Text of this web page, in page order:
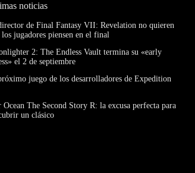
noticias
de Final Fantasy VII: Revelation no quieren
los jugadores piensen en el final
2: The Endless Vault termina su «early
el 2 de septiembre
juego de los desarrolladores de Expedition
Ocean The Second Story R: la excusa perfecta para
un clásico